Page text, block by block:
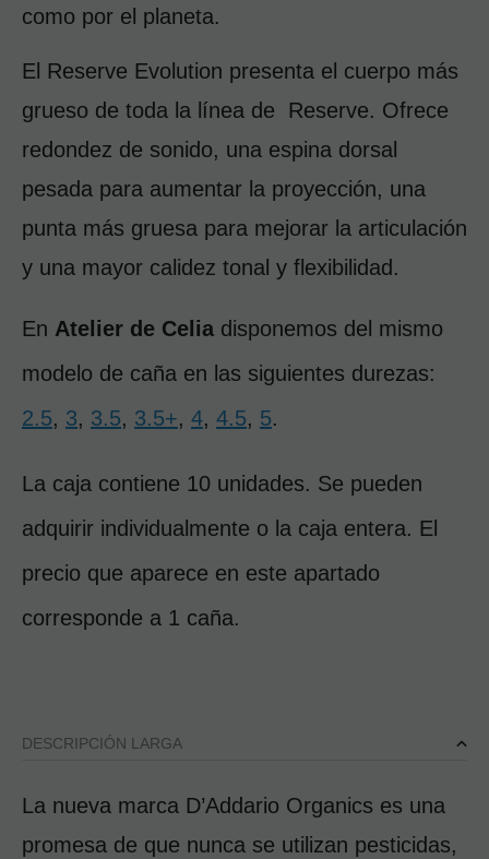
como por el planeta.
El Reserve Evolution presenta el cuerpo más
grueso de toda la línea de  Reserve. Ofrece
redondez de sonido, una espina dorsal
pesada para aumentar la proyección, una
punta más gruesa para mejorar la articulación
y una mayor calidez tonal y flexibilidad.
En Atelier de Celia disponemos del mismo
2.5, 3, 3.5, 3.5+, 4, 4.5, 5.
La caja contiene 10 unidades. Se pueden
adquirir individualmente o la caja entera. El
precio que aparece en este apartado
corresponde a 1 caña.
DESCRIPCIÓN LARGA
La nueva marca D’Addario Organics es una
promesa de que nunca se utilizan pesticidas,